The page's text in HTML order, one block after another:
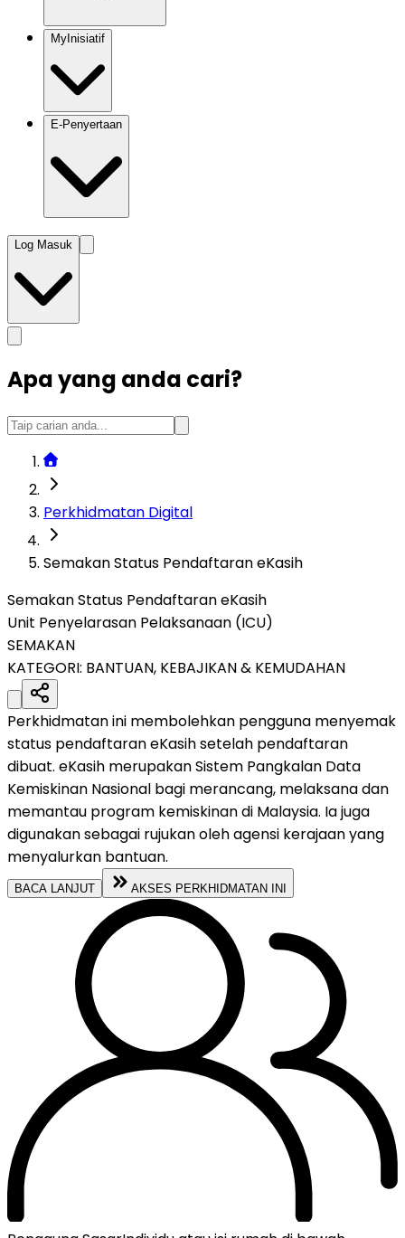
MyInisiatif
E-Penyertaan
Log Masuk
Apa yang anda cari?
Perkhidmatan Digital
Semakan Status Pendaftaran eKasih
Semakan Status Pendaftaran eKasih
Unit Penyelarasan Pelaksanaan (ICU)
SEMAKAN
KATEGORI: BANTUAN, KEBAJIKAN & KEMUDAHAN
Perkhidmatan ini membolehkan pengguna menyemak
status pendaftaran eKasih setelah pendaftaran
dibuat. eKasih merupakan Sistem Pangkalan Data
Kemiskinan Nasional bagi merancang, melaksana dan
memantau program kemiskinan di Malaysia. Ia juga
digunakan sebagai rujukan oleh agensi kerajaan yang
menyalurkan bantuan.
BACA LANJUT AKSES PERKHIDMATAN INI